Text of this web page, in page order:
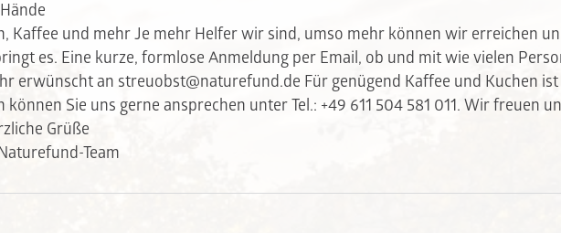
Kaffee und mehr Je mehr Helfer wir sind, umso mehr können wir erreichen
es. Eine kurze, formlose Anmeldung per Email, ob und mit wie vielen
erwünscht an streuobst@naturefund.de Für genügend Kaffee und Kuchen ist
können Sie uns gerne ansprechen unter Tel.: +49 611 504 581 011. Wir freuen
Grüße
Team